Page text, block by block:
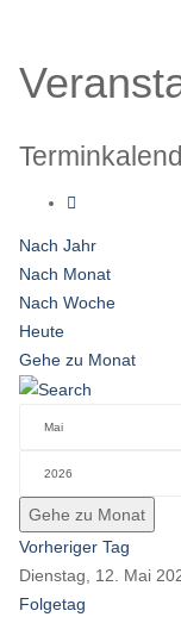
Nach Jahr
Nach Monat
Nach Woche
Heute
Gehe zu Monat
Gehe zu Monat
Vorheriger Tag
Dienstag, 12. Mai
Folgetag